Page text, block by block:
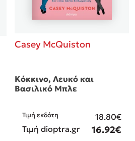
Casey McQuiston
Κόκκινο, Λευκό και
Βασιλικό Μπλε
Τιμή εκδότη
18.80€
Τιμή dioptra.gr
16.92€